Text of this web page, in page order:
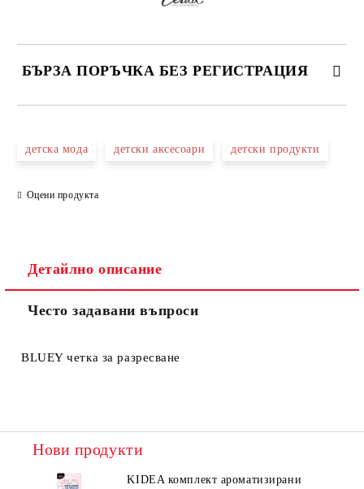
БЪРЗА ПОРЪЧКА БЕЗ РЕГИСТРАЦИЯ
Съгласен съм с
Ние ще се свържем с вас в рамките на работния ден.
детска мода детски аксесоари детски продукти
Оцени продукта
Детайлно описание
Често задавани въпроси
BLUEY четка за разресване
Нови продукти
KIDEA комплект ароматизирани